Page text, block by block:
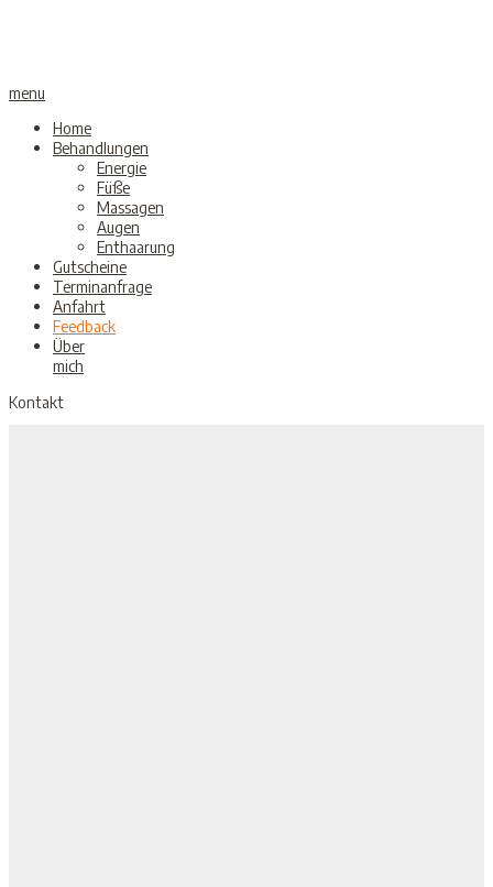
menu
Home
Behandlungen
Energie
Füße
Massagen
Augen
Enthaarung
Gutscheine
Terminanfrage
Anfahrt
Feedback
Über
mich
Kontakt